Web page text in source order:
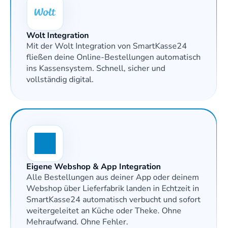
Wolt Integration
Mit der Wolt Integration von SmartKasse24
fließen deine Online-Bestellungen automatisch
ins Kassensystem. Schnell, sicher und
vollständig digital.
Eigene Webshop & App Integration
Alle Bestellungen aus deiner App oder deinem
Webshop über Lieferfabrik landen in Echtzeit in
SmartKasse24 automatisch verbucht und sofort
weitergeleitet an Küche oder Theke. Ohne
Mehraufwand. Ohne Fehler.